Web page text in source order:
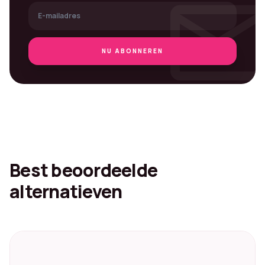
NU ABONNEREN
Best beoordeelde
alternatieven